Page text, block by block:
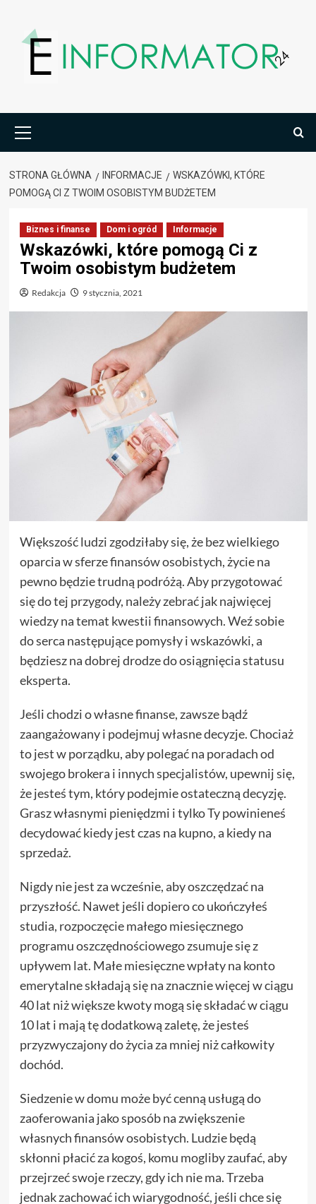
treści
główne
STRONA GŁÓWNA INFORMACJE
WSKAZÓWKI, KTÓRE
POMOGĄ CI Z TWOIM OSOBISTYM BUDŻETEM
Biznes i finanse Dom i ogród Informacje
Wskazówki, które pomogą Ci z
Twoim osobistym budżetem
Redakcja 9 stycznia, 2021
Większość ludzi zgodziłaby się, że bez wielkiego
oparcia w sferze finansów osobistych, życie na
pewno będzie trudną podróżą. Aby przygotować
się do tej przygody, należy zebrać jak najwięcej
wiedzy na temat kwestii finansowych. Weź sobie
do serca następujące pomysły i wskazówki, a
będziesz na dobrej drodze do osiągnięcia statusu
eksperta.
Jeśli chodzi o własne finanse, zawsze bądź
zaangażowany i podejmuj własne decyzje. Chociaż
to jest w porządku, aby polegać na poradach od
swojego brokera i innych specjalistów, upewnij się,
że jesteś tym, który podejmie ostateczną decyzję.
Grasz własnymi pieniędzmi i tylko Ty powinieneś
decydować kiedy jest czas na kupno, a kiedy na
sprzedaż.
Nigdy nie jest za wcześnie, aby oszczędzać na
przyszłość. Nawet jeśli dopiero co ukończyłeś
studia, rozpoczęcie małego miesięcznego
programu oszczędnościowego zsumuje się z
upływem lat. Małe miesięczne wpłaty na konto
emerytalne składają się na znacznie więcej w ciągu
40 lat niż większe kwoty mogą się składać w ciągu
10 lat i mają tę dodatkową zaletę, że jesteś
przyzwyczajony do życia za mniej niż całkowity
dochód.
Siedzenie w domu może być cenną usługą do
zaoferowania jako sposób na zwiększenie
własnych finansów osobistych. Ludzie będą
skłonni płacić za kogoś, komu mogliby zaufać, aby
przejrzeć swoje rzeczy, gdy ich nie ma. Trzeba
jednak zachować ich wiarygodność, jeśli chce się